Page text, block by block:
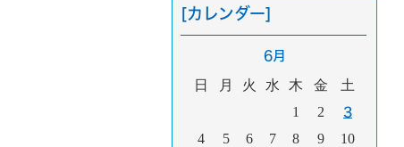
[カレンダー]
6月
日 月 火 水 木 金
土
1
2 3
4 5 6 7 8 9 10